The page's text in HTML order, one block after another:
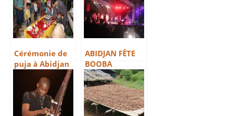
Cérémonie de
puja à Abidjan
ABIDJAN FÊTE
BOOBA